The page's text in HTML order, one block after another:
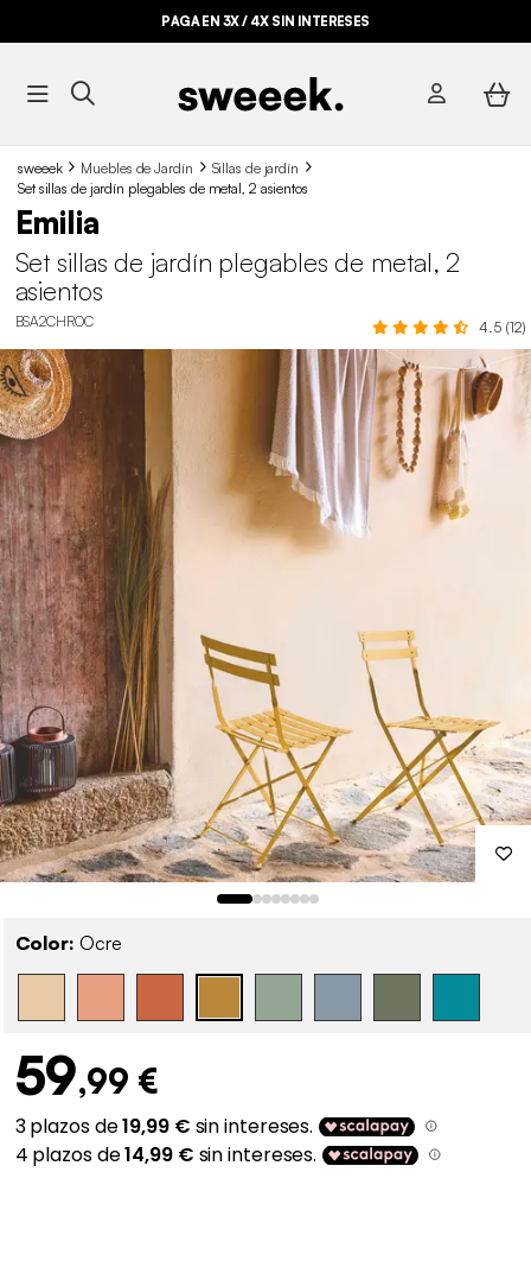
PAGA EN 3X / 4X SIN INTERESES
sweeek Muebles de Jardín
Sillas de jardín
Set sillas de jardín plegables de metal, 2 asientos
Emilia
Set sillas de jardín plegables de metal, 2
asientos
BSA2CHROC 4.5 (12)
Color: Ocre
59,99 €